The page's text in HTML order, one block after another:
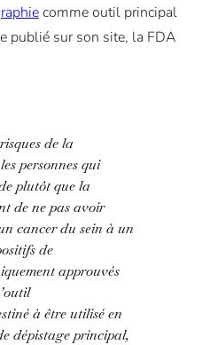
comme outil principal
publié sur son site, la FDA
de la
personnes qui
plutôt que la
de ne pas avoir
cancer du sein à un
de
approuvés
à être utilisé en
dépistage principal,